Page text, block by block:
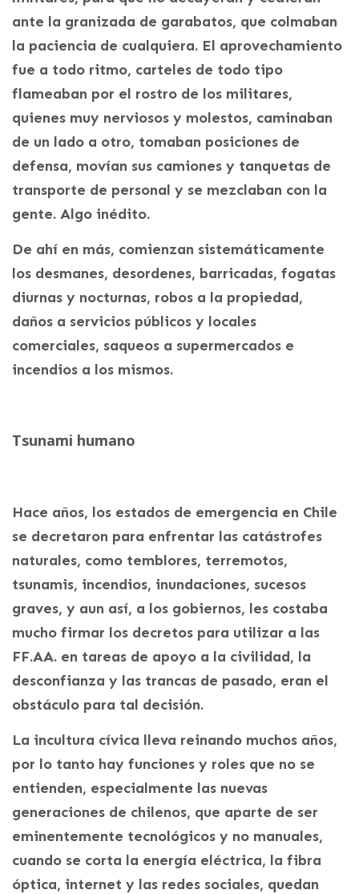
ante la granizada de garabatos, que colmaban
la paciencia de cualquiera. El aprovechamiento
fue a todo ritmo, carteles de todo tipo
flameaban por el rostro de los militares,
quienes muy nerviosos y molestos, caminaban
de un lado a otro, tomaban posiciones de
defensa, movían sus camiones y tanquetas de
transporte de personal y se mezclaban con la
gente. Algo inédito.
De ahí en más, comienzan sistemáticamente
los desmanes, desordenes, barricadas, fogatas
diurnas y nocturnas, robos a la propiedad,
daños a servicios públicos y locales
comerciales, saqueos a supermercados e
incendios a los mismos.
Tsunami humano
Hace años, los estados de emergencia en Chile
se decretaron para enfrentar las catástrofes
naturales, como temblores, terremotos,
tsunamis, incendios, inundaciones, sucesos
graves, y aun así, a los gobiernos, les costaba
mucho firmar los decretos para utilizar a las
FF.AA. en tareas de apoyo a la civilidad, la
desconfianza y las trancas de pasado, eran el
obstáculo para tal decisión.
La incultura cívica lleva reinando muchos años,
por lo tanto hay funciones y roles que no se
entienden, especialmente las nuevas
generaciones de chilenos, que aparte de ser
eminentemente tecnológicos y no manuales,
cuando se corta la energía eléctrica, la fibra
óptica, internet y las redes sociales, quedan